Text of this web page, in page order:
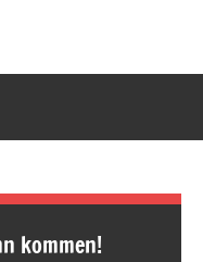
kommen!